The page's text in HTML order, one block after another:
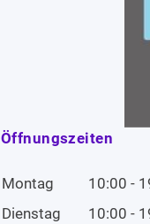
Öffnungszeiten
Montag
10:00 -
Dienstag
10:00 -